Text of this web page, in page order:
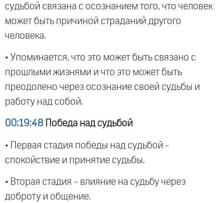
судьбой связана с осознанием того, что человек
может быть причиной страданий другого
человека.
• Упоминается, что это может быть связано с
прошлыми жизнями и что это может быть
преодолено через осознание своей судьбы и
работу над собой.
00:19:48 Победа над судьбой
• Первая стадия победы над судьбой -
спокойствие и принятие судьбы.
• Вторая стадия - влияние на судьбу через
доброту и общение.